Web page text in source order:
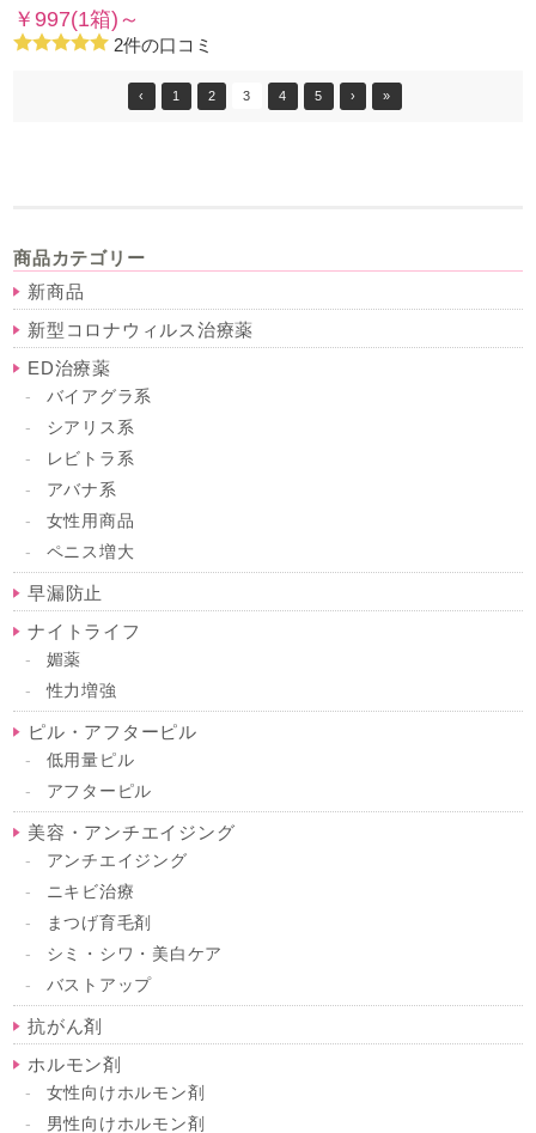
￥997(1箱)～
2件の口コミ
‹ 1 2 3 4 5 › »
商品カテゴリー
新商品
新型コロナウィルス治療薬
ED治療薬
バイアグラ系
シアリス系
レビトラ系
アバナ系
女性用商品
ペニス増大
早漏防止
ナイトライフ
媚薬
性力増強
ピル・アフターピル
低用量ピル
アフターピル
美容・アンチエイジング
アンチエイジング
ニキビ治療
まつげ育毛剤
シミ・シワ・美白ケア
バストアップ
抗がん剤
ホルモン剤
女性向けホルモン剤
男性向けホルモン剤